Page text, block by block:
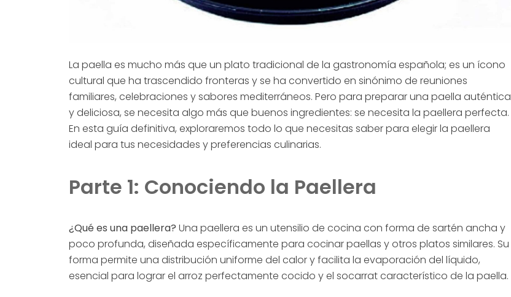
hostelería
Menaje mesa
Productos Tork
Químicos
Químicos
concentrados
Químicos
desinfectantes
La paella es mucho más que un plato tradicional de la gastronomía española; es un ícono
cultural que ha trascendido fronteras y se ha convertido en sinónimo de reuniones
familiares, celebraciones y sabores mediterráneos. Pero para preparar una paella auténtica
y deliciosa, se necesita algo más que buenos ingredientes: se necesita la paellera perfecta.
En esta guía definitiva, exploraremos todo lo que necesitas saber para elegir la paellera
ideal para tus necesidades y preferencias culinarias.
Parte 1: Conociendo la Paellera
¿Qué es una paellera? Una paellera es un utensilio de cocina con forma de sartén ancha y
poco profunda, diseñada específicamente para cocinar paellas y otros platos similares. Su
forma permite una distribución uniforme del calor y facilita la evaporación del líquido,
esencial para lograr el arroz perfectamente cocido y el socarrat característico de la paella.